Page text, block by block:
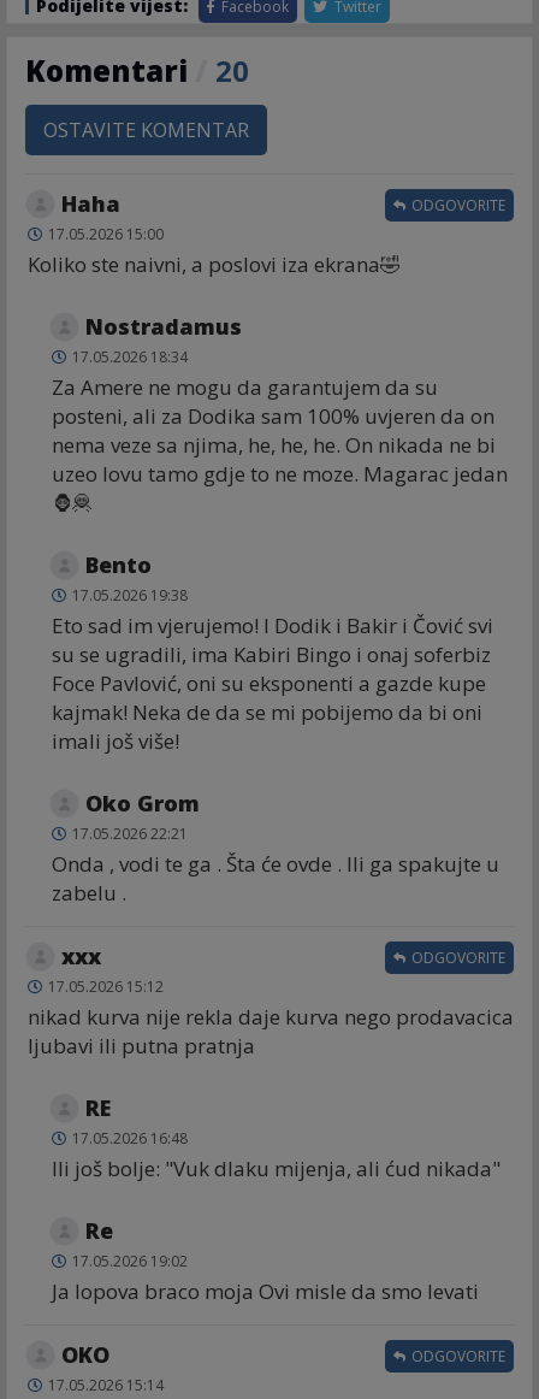
Podijelite vijest: Facebook Twitter
Komentari 20
OSTAVITE KOMENTAR
Haha
17.05.2026 15:00
Koliko ste naivni, a poslovi iza ekrana🤣
ODGOVORITE
Nostradamus
17.05.2026 18:34
Za Amere ne mogu da garantujem da su
posteni, ali za Dodika sam 100% uvjeren da on
nema veze sa njima, he, he, he. On nikada ne bi
uzeo lovu tamo gdje to ne moze. Magarac jedan
🦍🦧
Bento
17.05.2026 19:38
Eto sad im vjerujemo! I Dodik i Bakir i Čović svi
su se ugradili, ima Kabiri Bingo i onaj soferbiz
Foce Pavlović, oni su eksponenti a gazde kupe
kajmak! Neka de da se mi pobijemo da bi oni
imali još više!
Oko Grom
17.05.2026 22:21
Onda , vodi te ga . Šta će ovde . Ili ga spakujte u
zabelu .
xxx
17.05.2026 15:12
nikad kurva nije rekla daje kurva nego prodavacica
ljubavi ili putna pratnja
ODGOVORITE
RE
17.05.2026 16:48
Ili još bolje: "Vuk dlaku mijenja, ali ćud nikada"
Re
17.05.2026 19:02
Ja lopova braco moja Ovi misle da smo levati
OKO
17.05.2026 15:14
ODGOVORITE